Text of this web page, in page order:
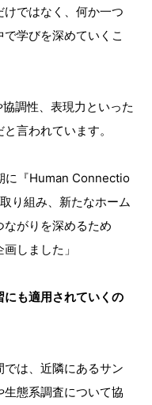
ではなく、何か一つ
学びを深めていくこ
調性、表現力といった
言われています。
に『Human Connectio
り組み、新たなホーム
がりを深めるため
しました」
も適用されていくの
では、近隣にあるサン
生態系調査について協